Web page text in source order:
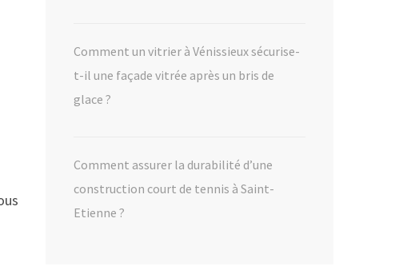
Comment un vitrier à Vénissieux sécurise-
t-il une façade vitrée après un bris de
glace ?
Comment assurer la durabilité d’une
construction court de tennis à Saint-
Etienne ?